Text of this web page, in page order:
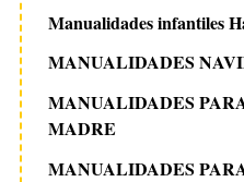
Manualidades infantiles
MANUALIDADES
MANUALIDADES
MADRE
MANUALIDADES